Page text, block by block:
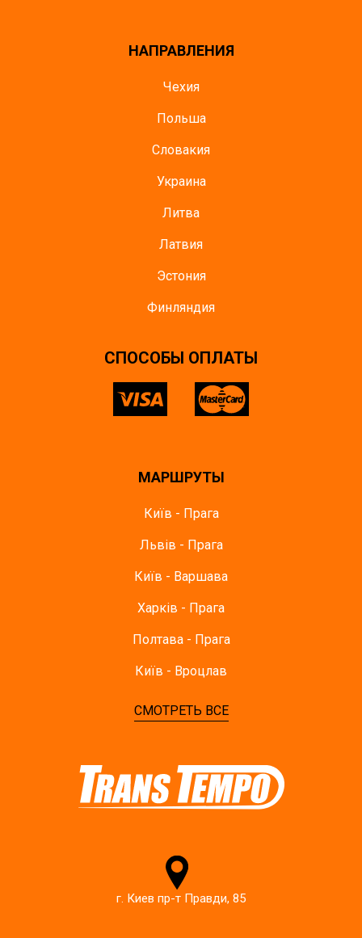
НАПРАВЛЕНИЯ
Чехия
Польша
Словакия
Украина
Литва
Латвия
Эстония
Финляндия
CПОСОБЫ ОПЛАТЫ
МАРШРУТЫ
Київ - Прага
Львів - Прага
Київ - Варшава
Харків - Прага
Полтава - Прага
Київ - Вроцлав
СМОТРЕТЬ ВСЕ
г. Киев пр-т Правди, 85